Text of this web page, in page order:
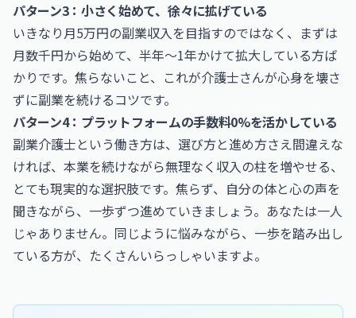
パターン3：小さく始めて、徐々に拡げている
いきなり月5万円の副業収入を目指すのではなく、まずは
月数千円から始めて、半年〜1年かけて拡大している方ば
かりです。焦らないこと、これが介護士さんが心身を壊さ
ずに副業を続けるコツです。
パターン4：プラットフォームの手数料0%を活かしている
副業介護士という働き方は、選び方と進め方さえ間違えな
ければ、本業を続けながら無理なく収入の柱を増やせる、
とても現実的な選択肢です。焦らず、自分の体と心の声を
聞きながら、一歩ずつ進めていきましょう。あなたは一人
じゃありません。同じように悩みながら、一歩を踏み出し
ている方が、たくさんいらっしゃいますよ。